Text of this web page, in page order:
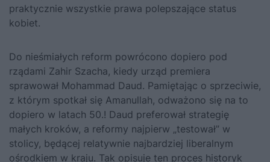
praktycznie wszystkie prawa polepszające status
kobiet.
Do nieśmiałych reform powrócono dopiero pod
rządami Zahir Szacha, kiedy urząd premiera
sprawował Mohammad Daud. Pamiętając o sprzeciwie,
z którym spotkał się Amanullah, odważono się na to
dopiero w latach 50.! Daud preferował strategię
małych kroków, a reformy najpierw „testował” w
stolicy, będącej relatywnie najbardziej liberalnym
ośrodkiem w kraju. Tak opisuje ten proces historyk